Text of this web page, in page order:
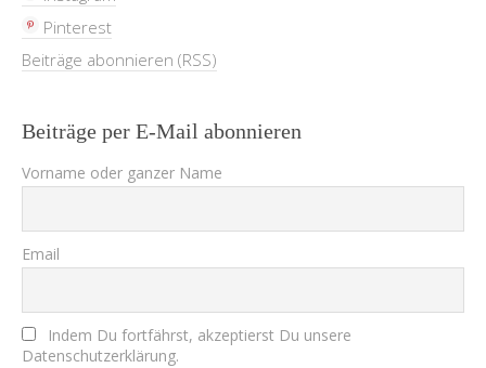
Pinterest
Beiträge abonnieren (RSS)
Beiträge per E-Mail abonnieren
Vorname oder ganzer Name
Email
Indem Du fortfährst, akzeptierst Du unsere
Datenschutzerklärung.